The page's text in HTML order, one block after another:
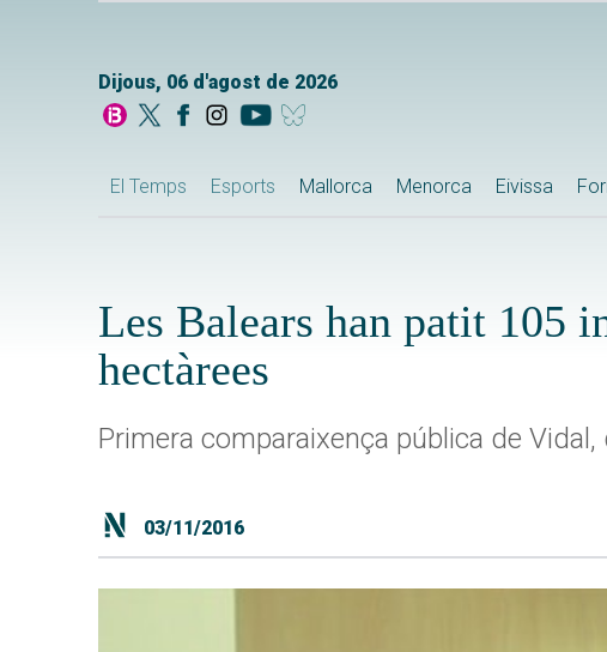
Dijous, 06 d'agost de 2026
El Temps Esports Mallorca Menorca Eivissa
Les Balears han patit 105
hectàrees
Primera comparaixença pública de
03/11/2016